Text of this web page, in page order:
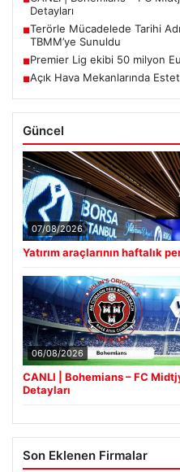
Detayları
■Terörle Mücadelede Tarihi
TBMM’ye Sunuldu
■Premier Lig ekibi 50 milyon
■Açık Hava Mekanlarında
Güncel
07/08/2026
Yatırım araçlarının haftalık
06/08/2026
CANLI | Bohemians – FC
Detayları
Son Eklenen Firmalar